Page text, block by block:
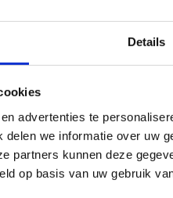
Details
advertenties te
we informatie over uw
partners kunnen deze
op basis van uw gebruik
(G-)sportmateriaal
het door jou gekozen
via e-mail een bevestiging
in detail te bespreken.